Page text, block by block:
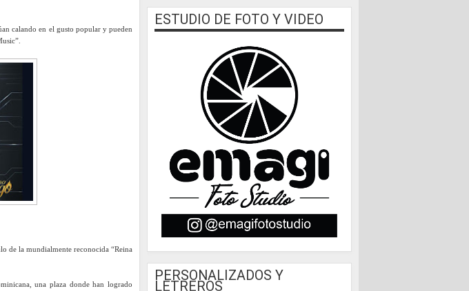
calando en el gusto popular y pueden
de la mundialmente reconocida “Reina
una plaza donde han logrado
ESTUDIO DE FOTO Y VIDEO
PERSONALIZADOS Y
LETREROS